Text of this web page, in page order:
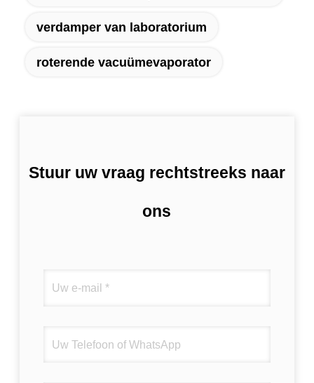
verdamper van laboratorium
roterende vacuümevaporator
Stuur uw vraag rechtstreeks naar
ons